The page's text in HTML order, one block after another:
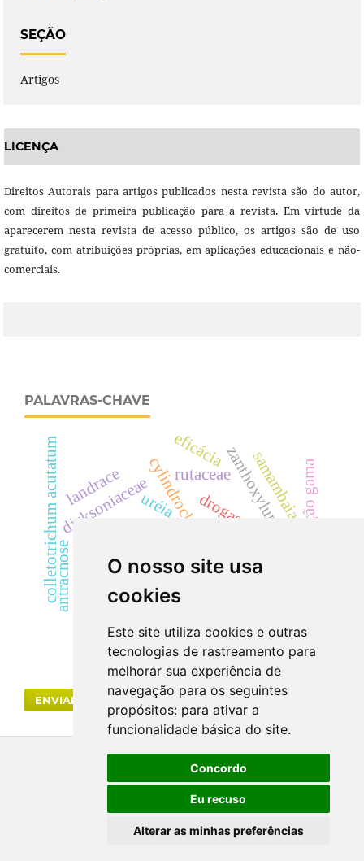
O nosso site usa
cookies
Este site utiliza cookies e outras
tecnologias de rastreamento para
melhorar sua experiência de
navegação para os seguintes
propósitos: para ativar a
funcionalidade básica do site.
Concordo
Eu recuso
Alterar as minhas preferências
SEÇÃO
Artigos
LICENÇA
Direitos Autorais para artigos publicados nesta revista são do autor,
com direitos de primeira publicação para a revista. Em virtude da
aparecerem nesta revista de acesso público, os artigos são de uso
gratuito, com atribuições próprias, em aplicações educacionais e não-
comerciais.
PALAVRAS-CHAVE
dicksoniaceae
dicksonia sellowiana
cylindrocladium
colletotrichum acutatum uréia
descontaminação
drogas vegetaisradiação gama
landrace zanthoxylum
rutaceae samambaia
antracnose segurança
eficácia
ENVIAR SUBMISSÃO